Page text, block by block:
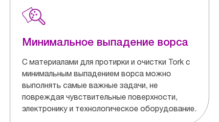
Минимальное выпадение ворса
С материалами для протирки и очистки Tork с
минимальным выпадением ворса можно
выполнять самые важные задачи, не
повреждая чувствительные поверхности,
электронику и технологическое оборудование.